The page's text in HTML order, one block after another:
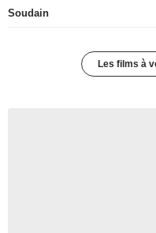
Soudain
Les films à